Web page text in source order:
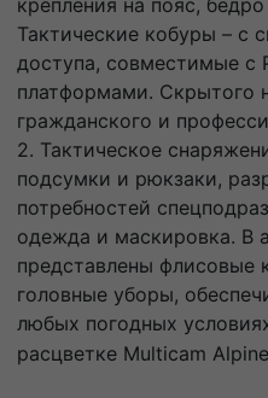
Тактические кобуры – с
доступа, совместимые с
платформами. Скрытого
гражданского и
2. Тактическое
подсумки и рюкзаки,
потребностей
одежда и маскировка. В
представлены флисовые
головные уборы,
любых погодных
расцветке Multicam